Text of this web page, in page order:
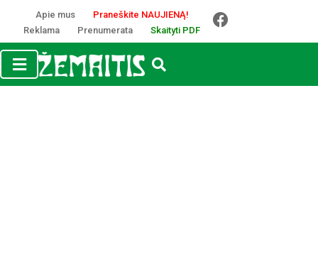
Apie mus
Praneškite NAUJIENĄ!
Reklama
Prenumerata Skaityti PDF